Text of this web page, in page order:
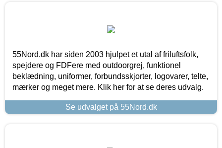
55Nord.dk har siden 2003 hjulpet et utal af friluftsfolk,
spejdere og FDFere med outdoorgrej, funktionel
beklædning, uniformer, forbundsskjorter, logovarer, telte,
mærker og meget mere. Klik her for at se deres udvalg.
Se udvalget på 55Nord.dk